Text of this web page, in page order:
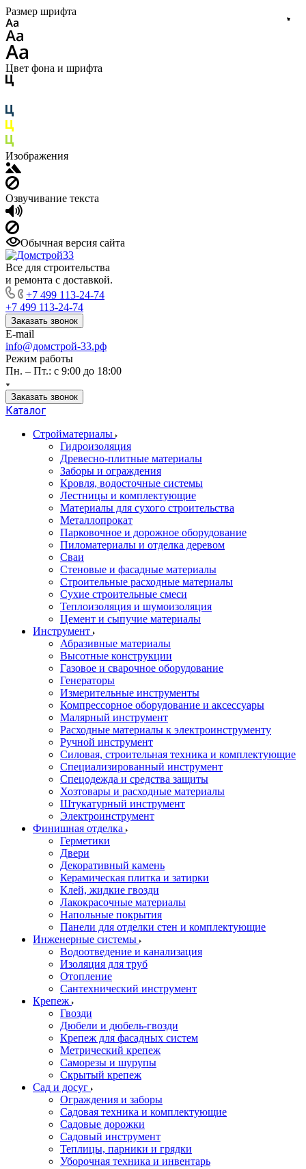
Размер шрифта
Цвет фона и шрифта
Изображения
Озвучивание текста
Обычная версия сайта
Все для строительства
и ремонта с доставкой.
+7 499 113-24-74
+7 499 113-24-74
Заказать звонок
E-mail
info@домстрой-33.рф
Режим работы
Пн. – Пт.: с 9:00 до 18:00
Заказать звонок
Каталог
Стройматериалы
Гидроизоляция
Древесно-плитные материалы
Заборы и ограждения
Кровля, водосточные системы
Лестницы и комплектующие
Материалы для сухого строительства
Металлопрокат
Парковочное и дорожное оборудование
Пиломатериалы и отделка деревом
Сваи
Стеновые и фасадные материалы
Строительные расходные материалы
Сухие строительные смеси
Теплоизоляция и шумоизоляция
Цемент и сыпучие материалы
Инструмент
Абразивные материалы
Высотные конструкции
Газовое и сварочное оборудование
Генераторы
Измерительные инструменты
Компрессорное оборудование и аксессуары
Малярный инструмент
Расходные материалы к электроинструменту
Ручной инструмент
Силовая, строительная техника и комплектующие
Специализированный инструмент
Спецодежда и средства защиты
Хозтовары и расходные материалы
Штукатурный инструмент
Электроинструмент
Финишная отделка
Герметики
Двери
Декоративный камень
Керамическая плитка и затирки
Клей, жидкие гвозди
Лакокрасочные материалы
Напольные покрытия
Панели для отделки стен и комплектующие
Инженерные системы
Водоотведение и канализация
Изоляция для труб
Отопление
Сантехнический инструмент
Крепеж
Гвозди
Дюбели и дюбель-гвозди
Крепеж для фасадных систем
Метрический крепеж
Саморезы и шурупы
Скрытый крепеж
Сад и досуг
Ограждения и заборы
Садовая техника и комплектующие
Садовые дорожки
Садовый инструмент
Теплицы, парники и грядки
Уборочная техника и инвентарь